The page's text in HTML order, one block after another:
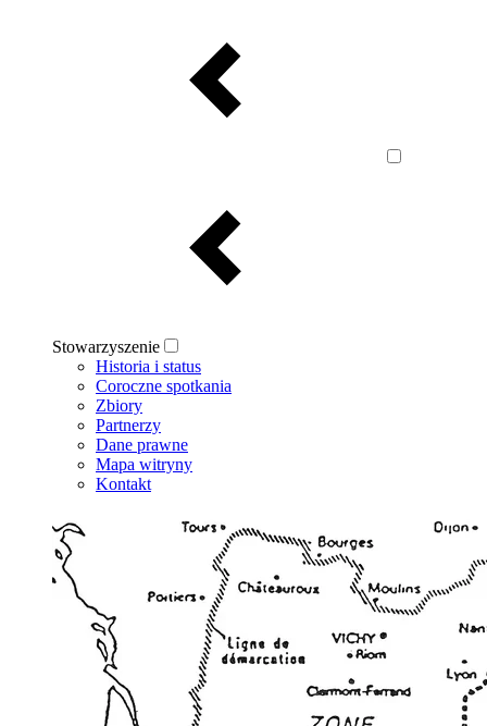
Stowarzyszenie
Historia i status
Coroczne spotkania
Zbiory
Partnerzy
Dane prawne
Mapa witryny
Kontakt